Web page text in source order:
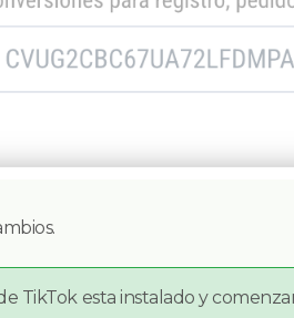
TikTok esta instalado y